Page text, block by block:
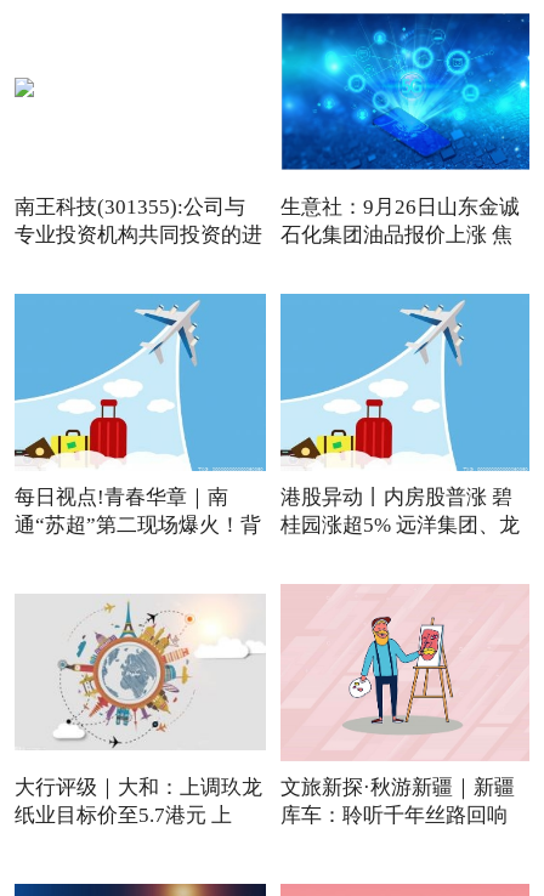
南王科技(301355):公司与
专业投资机构共同投资的进
生意社：9月26日山东金诚
石化集团油品报价上涨 焦
每日视点!青春华章｜南
通“苏超”第二现场爆火！背
港股异动丨内房股普涨 碧
桂园涨超5% 远洋集团、龙
大行评级｜大和：上调玖龙
纸业目标价至5.7港元 上
文旅新探·秋游新疆｜新疆
库车：聆听千年丝路回响